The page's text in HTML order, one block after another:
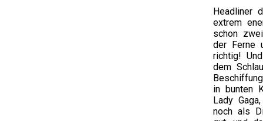
Headliner
extrem
schon
der Ferne
richtig!
dem
in bunten
Lady
noch als